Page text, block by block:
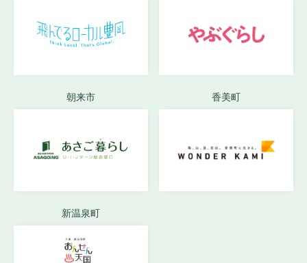
朝来市 香美町
新温泉町